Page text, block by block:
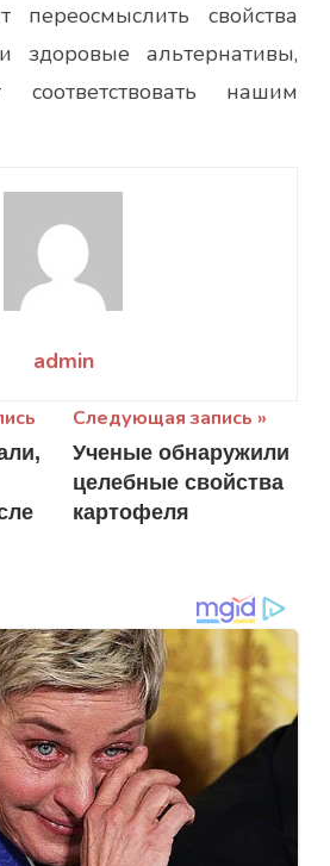
переосмыслить свойства
здоровые альтернативы,
соответствовать нашим
admin
Следующая запись
Ученые обнаружили
целебные свойства
картофеля